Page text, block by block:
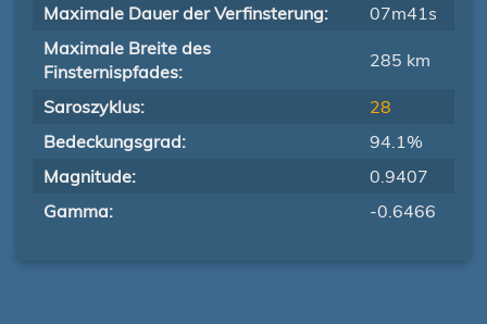
Maximale Dauer der Verfinsterung:
07m41s
Maximale Breite des
Finsternispfades:
285 km
Saroszyklus:
28
Bedeckungsgrad:
94.1%
Magnitude:
0.9407
Gamma:
-0.6466